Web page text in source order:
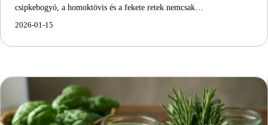
csipkebogyó, a homoktövis és a fekete retek nemcsak…
2026-01-15